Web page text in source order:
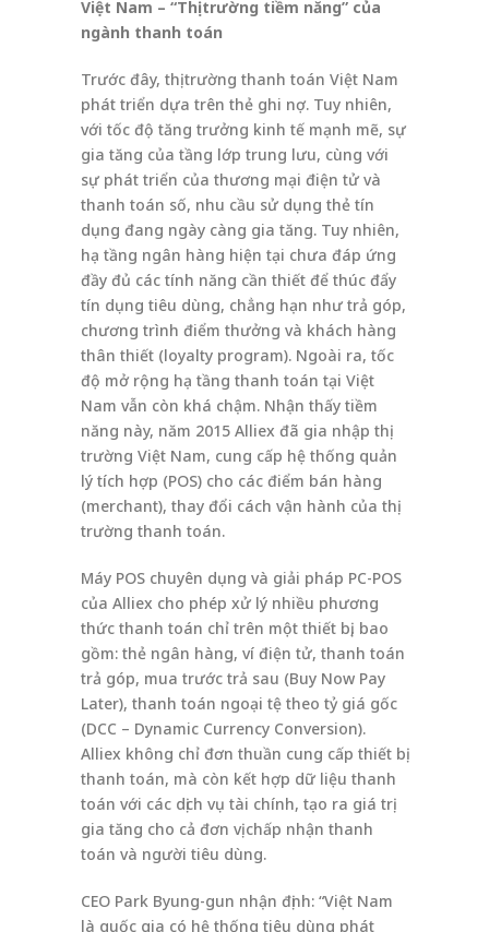
Việt Nam – “Thị trường tiềm năng” của
ngành thanh toán
Trước đây, thị trường thanh toán Việt Nam
phát triển dựa trên thẻ ghi nợ. Tuy nhiên,
với tốc độ tăng trưởng kinh tế mạnh mẽ, sự
gia tăng của tầng lớp trung lưu, cùng với
sự phát triển của thương mại điện tử và
thanh toán số, nhu cầu sử dụng thẻ tín
dụng đang ngày càng gia tăng. Tuy nhiên,
hạ tầng ngân hàng hiện tại chưa đáp ứng
đầy đủ các tính năng cần thiết để thúc đẩy
tín dụng tiêu dùng, chẳng hạn như trả góp,
chương trình điểm thưởng và khách hàng
thân thiết (loyalty program). Ngoài ra, tốc
độ mở rộng hạ tầng thanh toán tại Việt
Nam vẫn còn khá chậm. Nhận thấy tiềm
năng này, năm 2015 Alliex đã gia nhập thị
trường Việt Nam, cung cấp hệ thống quản
lý tích hợp (POS) cho các điểm bán hàng
(merchant), thay đổi cách vận hành của thị
trường thanh toán.
Máy POS chuyên dụng và giải pháp PC-POS
của Alliex cho phép xử lý nhiều phương
thức thanh toán chỉ trên một thiết bị, bao
gồm: thẻ ngân hàng, ví điện tử, thanh toán
trả góp, mua trước trả sau (Buy Now Pay
Later), thanh toán ngoại tệ theo tỷ giá gốc
(DCC – Dynamic Currency Conversion).
Alliex không chỉ đơn thuần cung cấp thiết bị
thanh toán, mà còn kết hợp dữ liệu thanh
toán với các dịch vụ tài chính, tạo ra giá trị
gia tăng cho cả đơn vị chấp nhận thanh
toán và người tiêu dùng.
CEO Park Byung-gun nhận định: “Việt Nam
là quốc gia có hệ thống tiêu dùng phát